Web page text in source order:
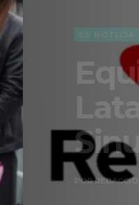
ES NOTICIA
REDACCIÓN LATAM